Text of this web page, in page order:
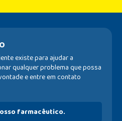
existe para ajudar a
qualquer problema que possa
e entre em contato
farmacêutico.